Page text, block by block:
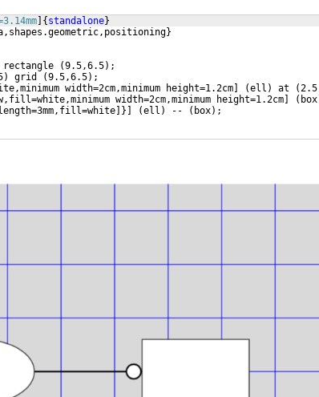
{ standalone}
}
rectangle (9.5,6.5) ;
) grid (9.5,6.5) ;
width=2cm,minimum height=1.2cm (ell ) at (
width=2cm,minimum height=1.2cm ( box
]}] (ell ) -- ( box) ;